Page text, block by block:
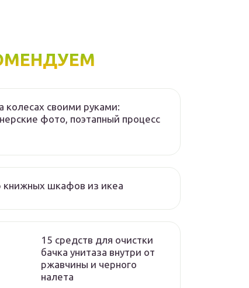
колесах своими руками:
фото, поэтапный процесс
книжных шкафов из икеа
15 средств для очистки
бачка унитаза внутри от
ржавчины и черного
налета